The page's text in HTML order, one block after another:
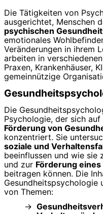
Die Tätigkeiten von
ausgerichtet, Menschen
psychischen
emotionales
Veränderungen in ihrem
arbeiten in
Praxen, Krankenhäuser,
gemeinnützige
Die
Psychologie, der sich auf
Förderung von
konzentriert. Sie
soziale und
beeinflussen und wie sie
und zur Förderung
beitragen können. Die
Gesundheitspsychologie
von Themen: